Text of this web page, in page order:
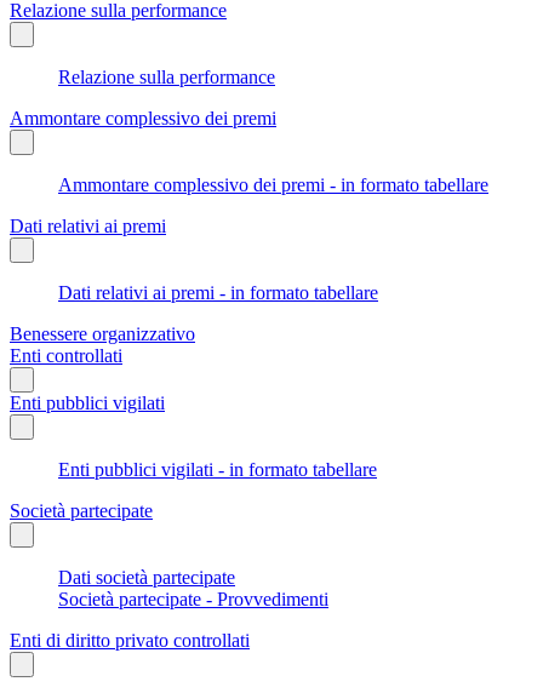
Relazione sulla performance
Relazione sulla performance
Ammontare complessivo dei premi
Ammontare complessivo dei premi - in formato tabellare
Dati relativi ai premi
Dati relativi ai premi - in formato tabellare
Benessere organizzativo
Enti controllati
Enti pubblici vigilati
Enti pubblici vigilati - in formato tabellare
Società partecipate
Dati società partecipate
Società partecipate - Provvedimenti
Enti di diritto privato controllati